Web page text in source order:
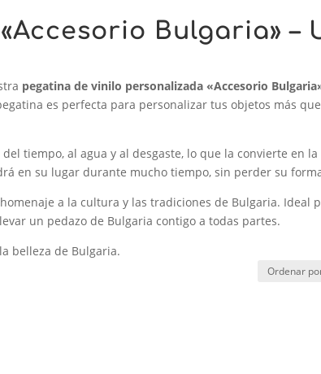
Bulgaria» –
pegatina de vinilo personalizada «Accesorio
es perfecta para personalizar tus objetos más
tiempo, al agua y al desgaste, lo que la convierte en
en su lugar durante mucho tiempo, sin perder su
a la cultura y las tradiciones de Bulgaria. Ideal
un pedazo de Bulgaria contigo a todas partes.
belleza de Bulgaria.